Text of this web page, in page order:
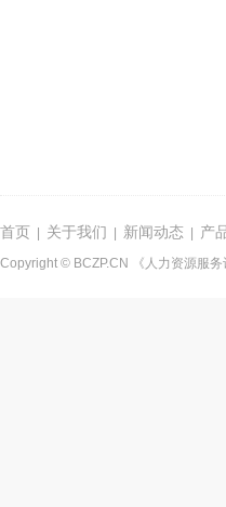
首页 关于我们 新闻动态 产
Copyright © BCZP.CN 《人力资源服